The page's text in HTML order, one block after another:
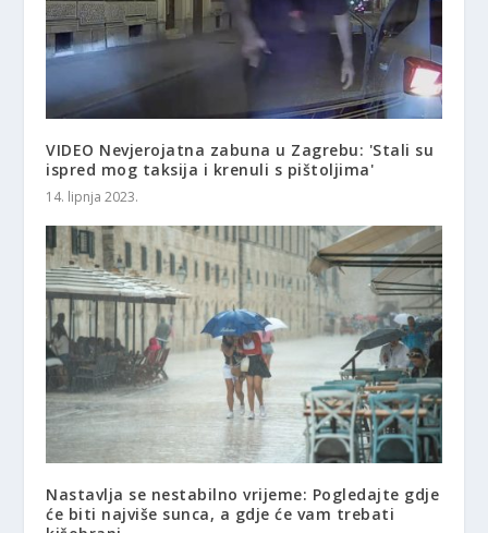
VIDEO Nevjerojatna zabuna u Zagrebu: 'Stali su
ispred mog taksija i krenuli s pištoljima'
14. lipnja 2023.
Nastavlja se nestabilno vrijeme: Pogledajte gdje
će biti najviše sunca, a gdje će vam trebati